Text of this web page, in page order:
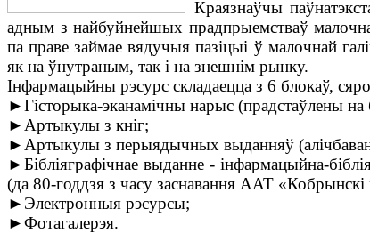
Краязнаўчы
адным з найбуйнейшых прадпрыемстваў
па праве займае вядучыя пазіцыі ў малочнай
як на ўнутраным, так і на знешнім рынку.
Інфармацыйны рэсурс складаецца з 6 блокаў,
►Гісторыка-эканамічны нарыс (прадстаўлены на
►Артыкулы з кніг;
►Артыкулы з перыядычных выданняў
►Бібліяграфічнае выданне - інфармацыйна-
(да 80-годдзя з часу заснавання ААТ
►Электронныя рэсурсы;
►Фотагалерэя.